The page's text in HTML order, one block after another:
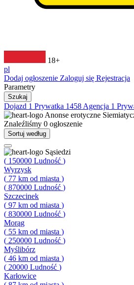
18+
pl
Dodaj ogłoszenie Zaloguj się Rejestracja
Parametry
Szukaj
Dojazd 1 Prywatka 1458 Agencja 1
Anonse erotyczne
Znaleźliśmy 0 ogłoszenie
Sortuj według
Sąsiedzi
( 150000 Ludność )
Wyrzysk
( 77 km od miasta )
( 870000 Ludność )
Szczecinek
( 97 km od miasta )
( 830000 Ludność )
Morąg
( 55 km od miasta )
( 250000 Ludność )
Myślibórz
( 46 km od miasta )
( 20000 Ludność )
Karłowice